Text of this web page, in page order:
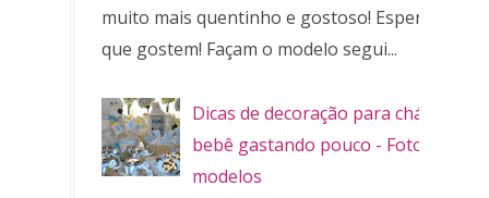
muito mais quentinho e gostoso! Espero
que gostem! Façam o modelo segui...
Dicas de decoração para chá de
bebê gastando pouco - Fotos e
modelos